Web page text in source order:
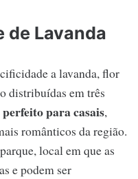
de Lavanda
a lavanda, flor
distribuídas em três
perfeito para casais,
românticos da região.
local em que as
e podem ser